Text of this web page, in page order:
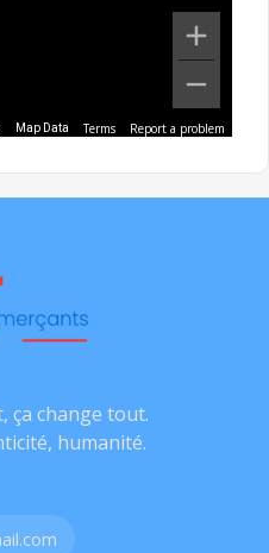
Map Data Terms Report a problem
ça change tout.
humanité.